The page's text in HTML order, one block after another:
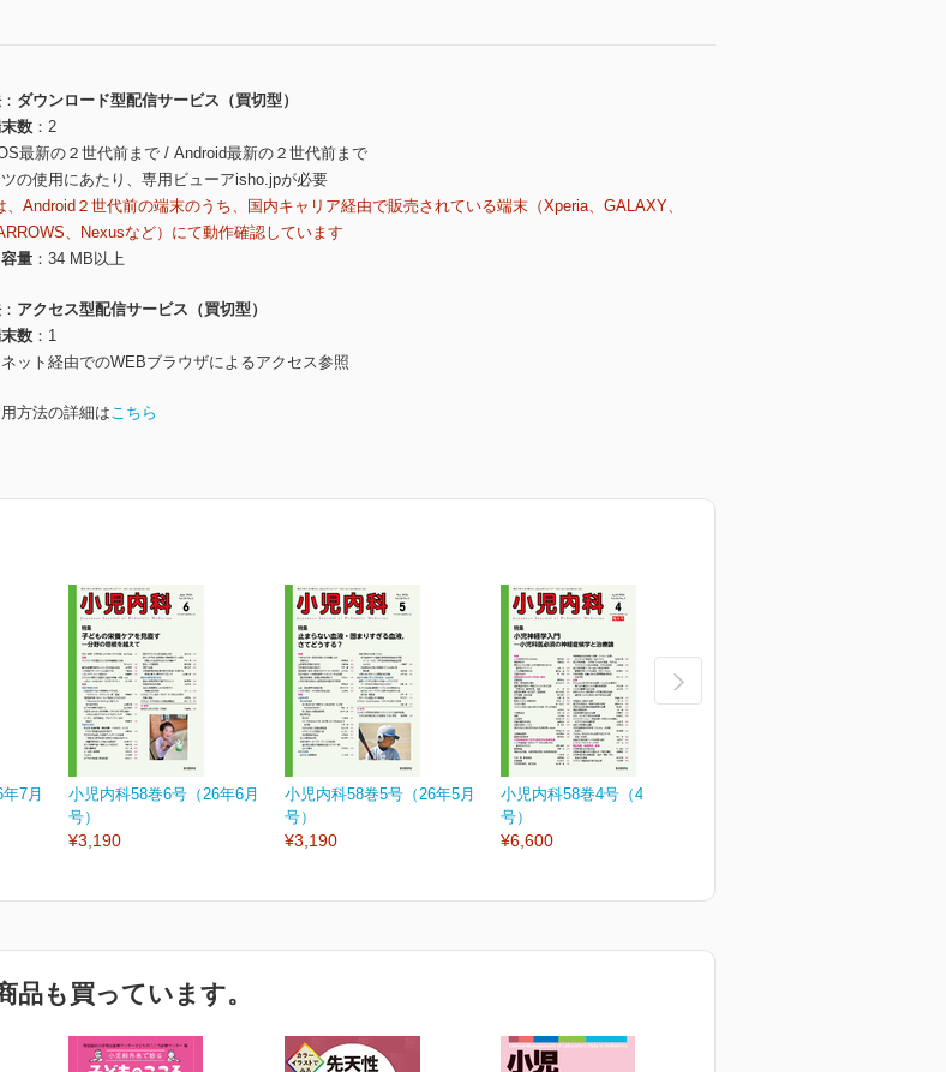
ダウンロード型配信サービス（買切型）
数
2
最新の２世代前まで / Android最新の２世代前まで
の使用にあたり、専用ビューアisho.jpが必要
Android２世代前の端末のうち、国内キャリア経由で販売されている端末（Xperia、GALAXY、
、Nexusなど）にて動作確認しています
量
34 MB以上
アクセス型配信サービス（買切型）
数
1
ット経由でのWEBブラウザによるアクセス参照
方法の詳細はこちら
7月
小児内科58巻6号（26年6月
号）
¥3,190
小児内科58巻5号（26年5月
号）
¥3,190
小児内科58巻4号（4月増大
号）
¥6,600
品も買っています。